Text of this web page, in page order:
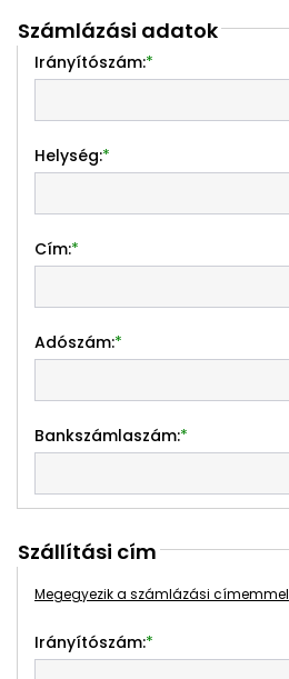
Számlázási adatok
Irányítószám:*
Helység:*
Cím:*
Adószám:*
Bankszámlaszám:*
Szállítási cím
Megegyezik a számlázási címemmel
Irányítószám:*